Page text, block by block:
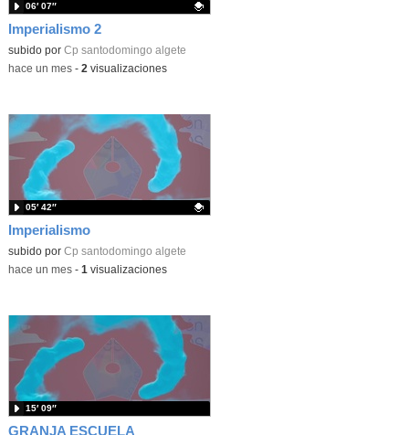
Imperialismo 2
Contenido educativo.
subido por Cp santodomingo algete
06′ 07″
-hace un mes- 2 visualizaciones
Imperialismo
Contenido educativo.
subido por Cp santodomingo algete
05′ 42″
-hace un mes- 1 visualizaciones
GRANJA ESCUELA
15′ 09″